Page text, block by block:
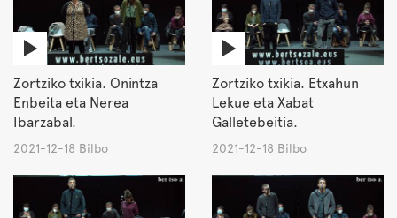
Zortziko txikia. Onintza
Enbeita eta Nerea
Ibarzabal.
2021-12-18 Bilbo
Zortziko txikia. Etxahun
Lekue eta Xabat
Galletebeitia.
2021-12-18 Bilbo